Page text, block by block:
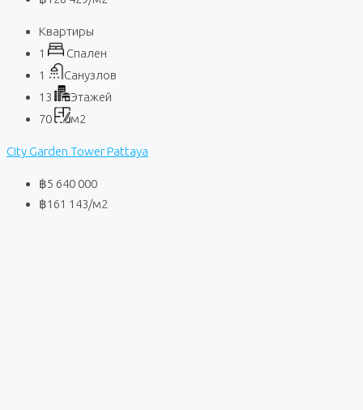
Квартиры
1
Спален
1
Санузлов
13
Этажей
70
м2
City Garden Tower Pattaya
฿5 640 000
฿161 143/м2